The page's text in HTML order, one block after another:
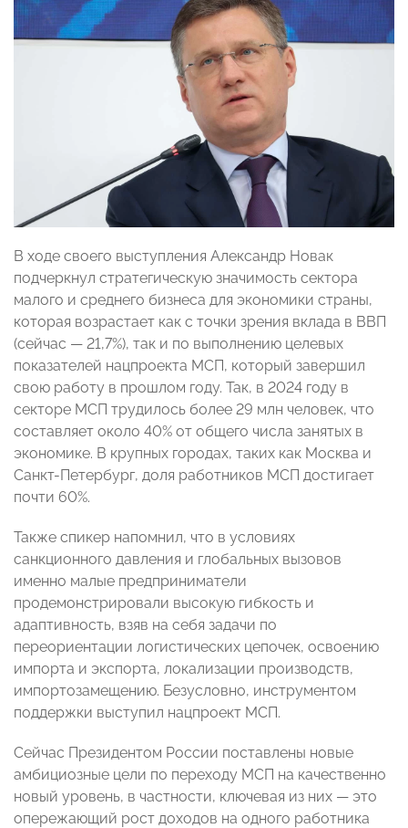
В ходе своего выступления Александр Новак
подчеркнул стратегическую значимость сектора
малого и среднего бизнеса для экономики страны,
которая возрастает как с точки зрения вклада в ВВП
(сейчас — 21,7%), так и по выполнению целевых
показателей нацпроекта МСП, который завершил
свою работу в прошлом году. Так, в 2024 году в
секторе МСП трудилось более 29 млн человек, что
составляет около 40% от общего числа занятых в
экономике. В крупных городах, таких как Москва и
Санкт-Петербург, доля работников МСП достигает
почти 60%.
Также спикер напомнил, что в условиях
санкционного давления и глобальных вызовов
именно малые предприниматели
продемонстрировали высокую гибкость и
адаптивность, взяв на себя задачи по
переориентации логистических цепочек, освоению
импорта и экспорта, локализации производств,
импортозамещению. Безусловно, инструментом
поддержки выступил нацпроект МСП.
Сейчас Президентом России поставлены новые
амбициозные цели по переходу МСП на качественно
новый уровень, в частности, ключевая из них — это
опережающий рост доходов на одного работника